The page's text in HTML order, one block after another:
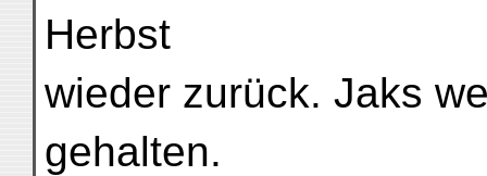
Herbst
wieder zurück. Jaks
gehalten.